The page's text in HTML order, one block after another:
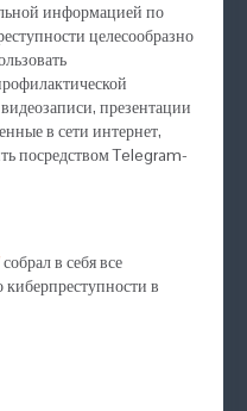
информацией по
целесообразно
презентации
в сети интернет,
посредством Telegram-
собрал в себя все
в